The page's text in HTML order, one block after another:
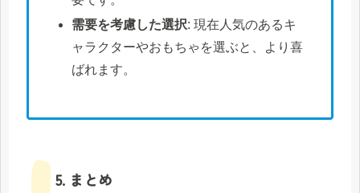
需要を考慮した選択: 現在人気のあるキ
ャラクターやおもちゃを選ぶと、より喜
ばれます。
5. まとめ